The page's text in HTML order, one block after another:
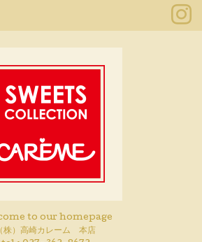
to our homepage
（株）高崎カレーム 本店